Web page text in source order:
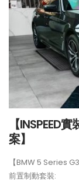
【INSPEED
案】
【BMW 5 Series
前置制動套裝: